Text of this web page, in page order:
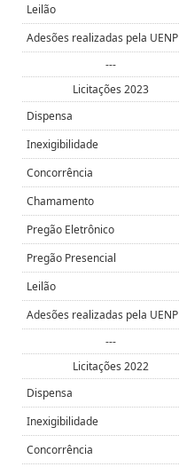
Leilão
Adesões realizadas pela UENP
---
Licitações 2023
Dispensa
Inexigibilidade
Concorrência
Chamamento
Pregão Eletrônico
Pregão Presencial
Leilão
Adesões realizadas pela UENP
---
Licitações 2022
Dispensa
Inexigibilidade
Concorrência